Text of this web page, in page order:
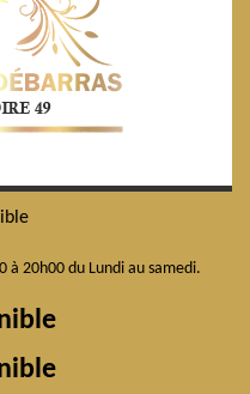
à 20h00 du Lundi au samedi.